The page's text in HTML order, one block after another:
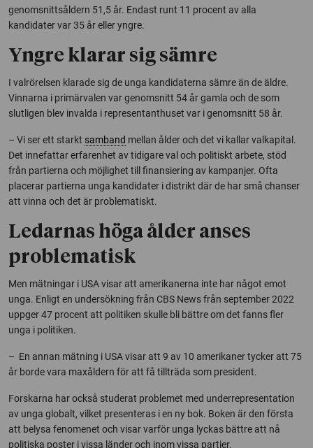
genomsnittsåldern 51,5 år. Endast runt 11 procent av alla
kandidater var 35 år eller yngre.
Yngre klarar sig sämre
I valrörelsen klarade sig de unga kandidaterna sämre än de äldre.
Vinnarna i primärvalen var genomsnitt 54 år gamla och de som
slutligen blev invalda i representanthuset var i genomsnitt 58 år.
– Vi ser ett starkt samband mellan ålder och det vi kallar valkapital.
Det innefattar erfarenhet av tidigare val och politiskt arbete, stöd
från partierna och möjlighet till finansiering av kampanjer. Ofta
placerar partierna unga kandidater i distrikt där de har små chanser
att vinna och det är problematiskt.
Ledarnas höga ålder anses
problematisk
Men mätningar i USA visar att amerikanerna inte har något emot
unga. Enligt en undersökning från CBS News från september 2022
uppger 47 procent att politiken skulle bli bättre om det fanns fler
unga i politiken.
– En annan mätning i USA visar att 9 av 10 amerikaner tycker att 75
år borde vara maxåldern för att få tillträda som president.
Forskarna har också studerat problemet med underrepresentation
av unga globalt, vilket presenteras i en ny bok. Boken är den första
att belysa fenomenet och visar varför unga lyckas bättre att nå
politiska poster i vissa länder och inom vissa partier.